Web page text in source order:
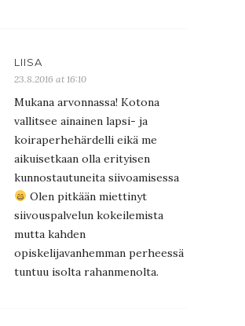
LIISA
23.8.2016 at 16:10
Mukana arvonnassa! Kotona
vallitsee ainainen lapsi- ja
koiraperhehärdelli eikä me
aikuisetkaan olla erityisen
kunnostautuneita siivoamisessa
Olen pitkään miettinyt
siivouspalvelun kokeilemista
mutta kahden
opiskelijavanhemman perheessä
tuntuu isolta rahanmenolta.